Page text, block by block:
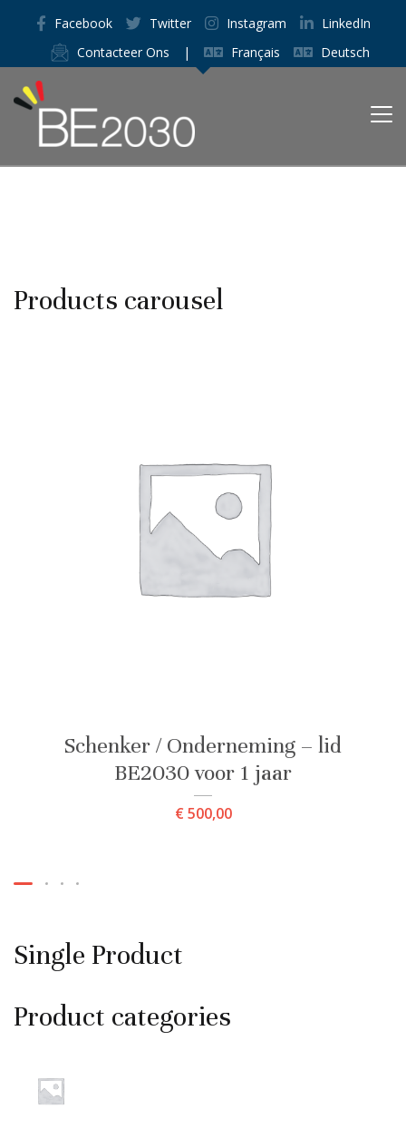
Facebook Twitter Instagram
LinkedIn
Contacteer Ons
| Français Deutsch
Products carousel
Schenker / Onderneming – lid
BE2030 voor 1 jaar
€ 500,00
Single Product
Product categories